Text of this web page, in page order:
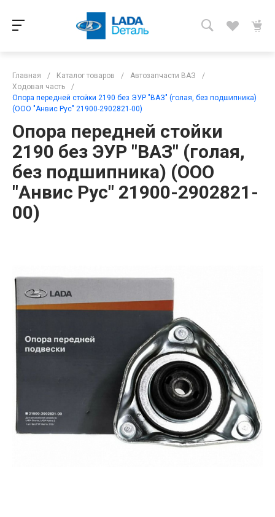
Главная / Каталог товаров / Автозапчасти ВАЗ
/
Ходовая часть
/
Опора передней стойки 2190 без ЭУР "ВАЗ" (голая, без подшипника)
(ООО "Анвис Рус" 21900-2902821-00)
Опора передней стойки
2190 без ЭУР "ВАЗ" (голая,
без подшипника) (ООО
"Анвис Рус" 21900-2902821-
00)